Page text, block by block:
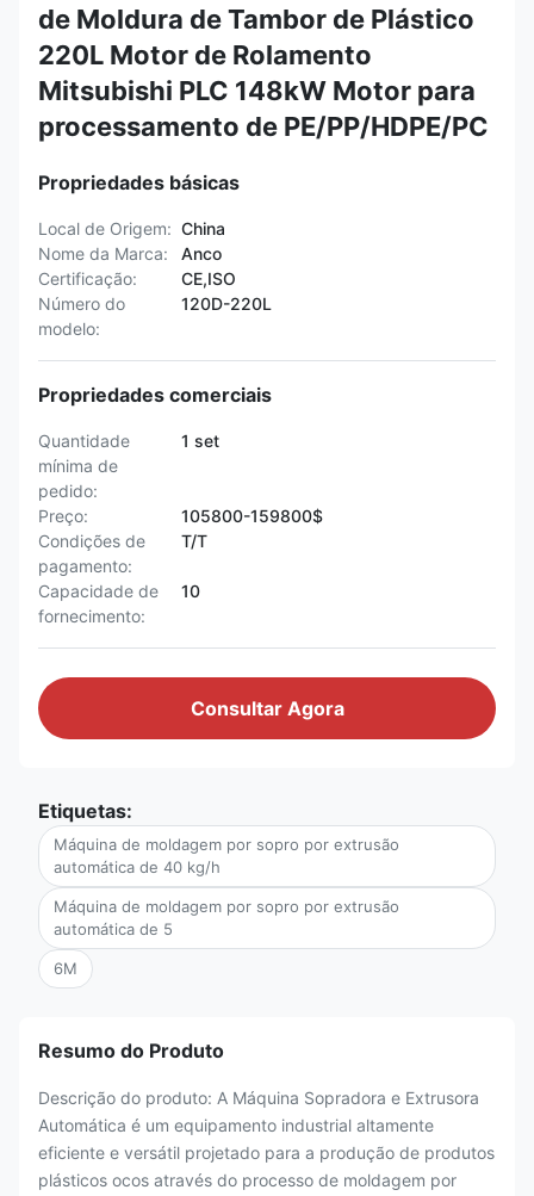
de Moldura de Tambor de Plástico
220L Motor de Rolamento
Mitsubishi PLC 148kW Motor para
processamento de PE/PP/HDPE/PC
Propriedades básicas
Local de Origem: China
Nome da Marca:
Anco
Certificação:
CE,ISO
Número do
modelo:
120D-220L
Propriedades comerciais
Quantidade
mínima de
pedido:
1 set
Preço:
105800-159800$
Condições de
pagamento:
T/T
Capacidade de
fornecimento:
10
Consultar Agora
Etiquetas:
Máquina de moldagem por sopro por extrusão
automática de 40 kg/h
Máquina de moldagem por sopro por extrusão
automática de 5
6M
Resumo do Produto
Descrição do produto: A Máquina Sopradora e Extrusora
Automática é um equipamento industrial altamente
eficiente e versátil projetado para a produção de produtos
plásticos ocos através do processo de moldagem por